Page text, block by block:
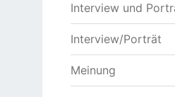
Interview und
Interview/Porträt
Meinung